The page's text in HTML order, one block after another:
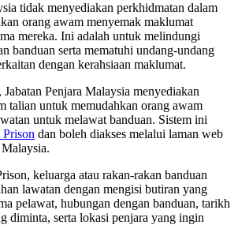
tidak menyediakan perkhidmatan dalam
orang awam menyemak maklumat
mereka. Ini adalah untuk melindungi
banduan serta mematuhi undang-undang
dengan kerahsiaan maklumat.
Penjara Malaysia menyediakan
talian untuk memudahkan orang awam
untuk melawat banduan. Sistem ini
dan boleh diakses melalui laman web
keluarga atau rakan-rakan banduan
lawatan dengan mengisi butiran yang
pelawat, hubungan dengan banduan, tarikh
diminta, serta lokasi penjara yang ingin